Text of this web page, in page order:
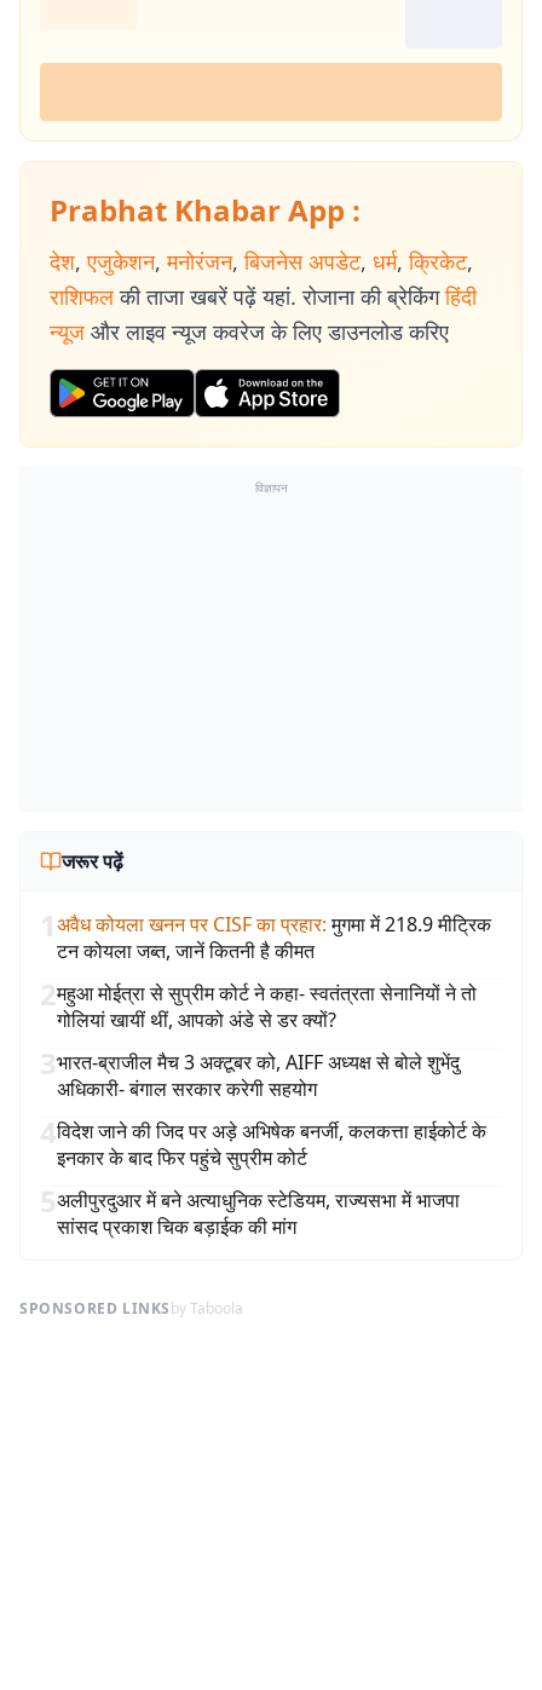
Prabhat Khabar App :
देश, एजुकेशन, मनोरंजन, बिजनेस अपडेट, धर्म, क्रिकेट,
राशिफल की ताजा खबरें पढ़ें यहां. रोजाना की ब्रेकिंग हिंदी
न्यूज और लाइव न्यूज कवरेज के लिए डाउनलोड करिए
विज्ञापन
जरूर पढ़ें
1अवैध कोयला खनन पर CISF का प्रहार: मुगमा में 218.9 मीट्रिक
टन कोयला जब्त, जानें कितनी है कीमत
2महुआ मोईत्रा से सुप्रीम कोर्ट ने कहा- स्वतंत्रता सेनानियों ने तो
गोलियां खायीं थीं, आपको अंडे से डर क्यों?
3भारत-ब्राजील मैच 3 अक्टूबर को, AIFF अध्यक्ष से बोले शुभेंदु
अधिकारी- बंगाल सरकार करेगी सहयोग
4विदेश जाने की जिद पर अड़े अभिषेक बनर्जी, कलकत्ता हाईकोर्ट के
इनकार के बाद फिर पहुंचे सुप्रीम कोर्ट
5अलीपुरदुआर में बने अत्याधुनिक स्टेडियम, राज्यसभा में भाजपा
सांसद प्रकाश चिक बड़ाईक की मांग
SPONSORED LINKSby Taboola